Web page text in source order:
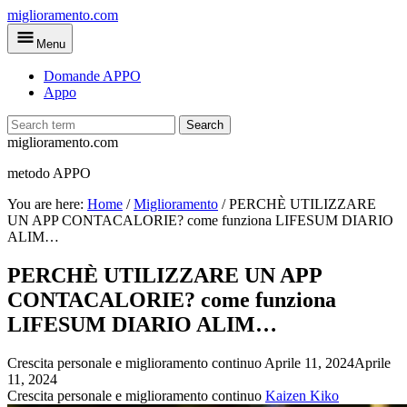
Skip
to
main
miglioramento.com
Menu
Domande APPO
Appo
Search
miglioramento.com
metodo APPO
You are here: Home /Miglioramento /PERCHÈ UTILIZZARE
UN APP CONTACALORIE? come funziona LIFESUM DIARIO
ALIM…
PERCHÈ UTILIZZARE UN APP
CONTACALORIE? come funziona
LIFESUM DIARIO ALIM…
Crescita personale e miglioramento continuo Aprile 11, 2024Aprile
11, 2024
Crescita personale e miglioramento continuo Kaizen Kiko